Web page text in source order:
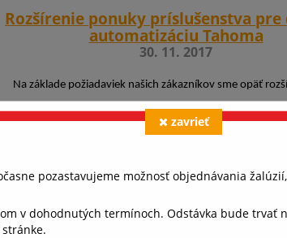
Rozšírenie ponuky príslušenstva pre
automatizáciu Tahoma
30. 11. 2017
Na základe požiadaviek našich zákazníkov sme opäť
pre systém domácej automatizácieTahomao
pozastavujeme možnosť objednávania žalúzií,
v dohodnutých termínoch. Odstávka bude trvať
zavrieť